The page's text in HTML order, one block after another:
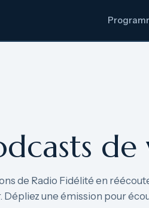
de
de Radio Fidélité en
Dépliez une émission pour